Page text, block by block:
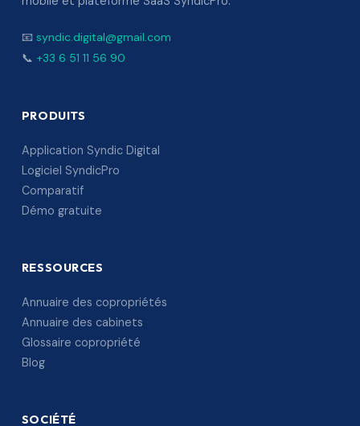
📧 syndic.digital@gmail.com
📞 +33 6 51 11 56 90
PRODUITS
Application Syndic Digital
Logiciel SyndicPro
Comparatif
Démo gratuite
RESSOURCES
Annuaire des copropriétés
Annuaire des cabinets
Glossaire copropriété
Blog
SOCIÉTÉ